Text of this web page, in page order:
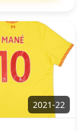
2021-22